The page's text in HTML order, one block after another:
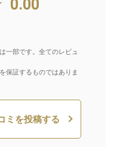
0.00
一部です。全てのレビュ
保証するものではありま
ミを投稿する